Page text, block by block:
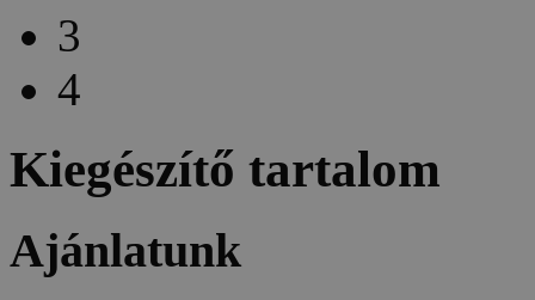
3
4
Kiegészítő tartalom
Ajánlatunk